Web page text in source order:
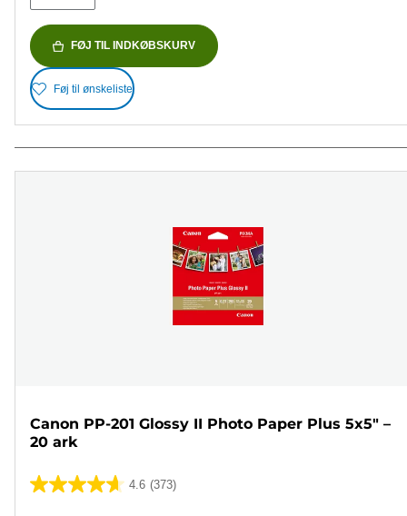
FØJ TIL INDKØBSKURV
Føj til ønskeliste
Canon PP-201 Glossy II Photo Paper Plus 5x5" –
20 ark
4.6 (373)
4.6